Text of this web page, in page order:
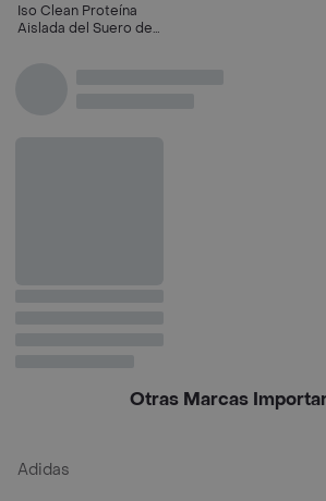
Iso Clean Proteína
Aislada del Suero de
Otras Marcas
Adidas